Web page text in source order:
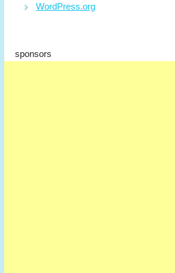
WordPress.org
sponsors